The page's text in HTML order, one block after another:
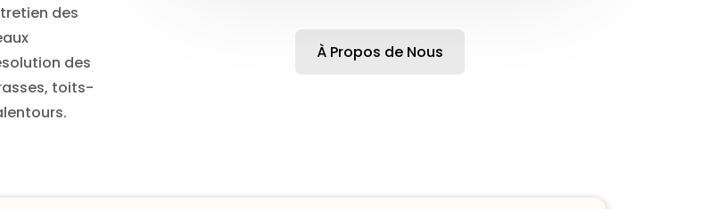
des
des
toits-
À Propos de Nous